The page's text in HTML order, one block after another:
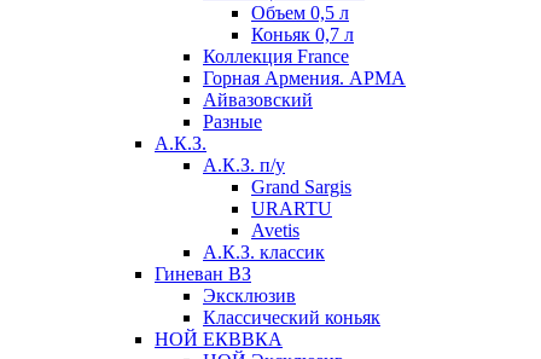
Объем 0,5 л
Коньяк 0,7 л
Коллекция France
Горная Армения. АРМА
Айвазовский
Разные
А.К.З.
А.К.З. п/у
Grand Sargis
URARTU
Avetis
А.К.З. классик
Гиневан ВЗ
Эксклюзив
Классический коньяк
НОЙ ЕКВВКА